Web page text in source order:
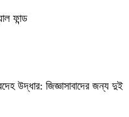
ফান্ড
উদ্ধার: জিজ্ঞাসাবাদের জন্য দুই